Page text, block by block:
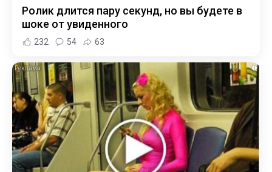
Ролик длится пару секунд, но вы будете в
шоке от увиденного
232 54 63
i